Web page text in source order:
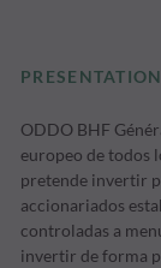
PRESENTATION
ODDO BHF
europeo de todos
pretende invertir
accionariados
controladas a
invertir de forma